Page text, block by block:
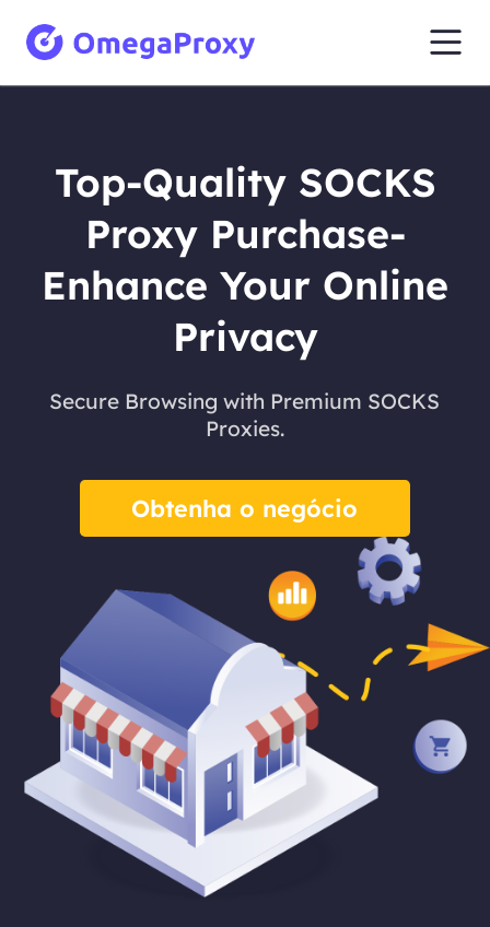
Top-Quality SOCKS
Proxy Purchase-
Enhance Your Online
Privacy
Secure Browsing with Premium SOCKS
Proxies.
Obtenha o negócio